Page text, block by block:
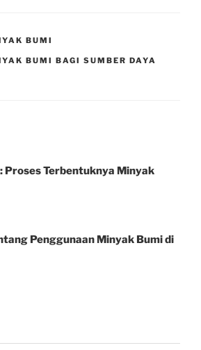
BUMI
BUMI BAGI SUMBER DAYA
Proses Terbentuknya Minyak
Penggunaan Minyak Bumi di